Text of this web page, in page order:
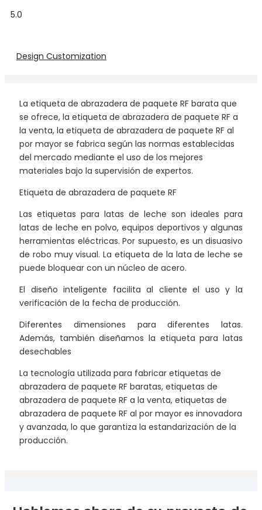
5.0
Design Customization
La etiqueta de abrazadera de paquete RF barata que
se ofrece, la etiqueta de abrazadera de paquete RF a
la venta, la etiqueta de abrazadera de paquete RF al
por mayor se fabrica según las normas establecidas
del mercado mediante el uso de los mejores
materiales bajo la supervisión de expertos.
Etiqueta de abrazadera de paquete RF
Las etiquetas para latas de leche son ideales para
latas de leche en polvo, equipos deportivos y algunas
herramientas eléctricas. Por supuesto, es un disuasivo
de robo muy visual. La etiqueta de la lata de leche se
puede bloquear con un núcleo de acero.
El diseño inteligente facilita al cliente el uso y la
verificación de la fecha de producción.
Diferentes dimensiones para diferentes latas.
Además, también diseñamos la etiqueta para latas
desechables
La tecnología utilizada para fabricar etiquetas de
abrazadera de paquete RF baratas, etiquetas de
abrazadera de paquete RF a la venta, etiquetas de
abrazadera de paquete RF al por mayor es innovadora
y avanzada, lo que garantiza la estandarización de la
producción.